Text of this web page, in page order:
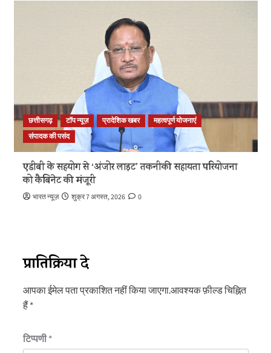
छत्तीसगढ़ टॉप न्यूज़ प्रादेशिक खबर
महत्वपूर्ण योजनाएं
संपादक की पसंद
एडीबी के सहयोग से ‘अंजोर लाइट’ तकनीकी सहायता परियोजना
को कैबिनेट की मंजूरी
भारत न्यूज़ शुक्र 7 अगस्त, 2026 0
प्रातिक्रिया दे
आपका ईमेल पता प्रकाशित नहीं किया जाएगा.आवश्यक फ़ील्ड चिह्नित
हैं*
टिप्पणी*